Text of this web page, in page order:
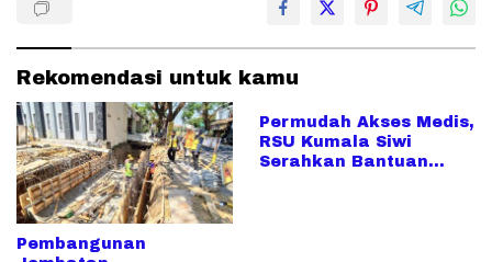
Rekomendasi untuk kamu
Pembangunan
Permudah Akses Medis,
RSU Kumala Siwi
Serahkan Bantuan